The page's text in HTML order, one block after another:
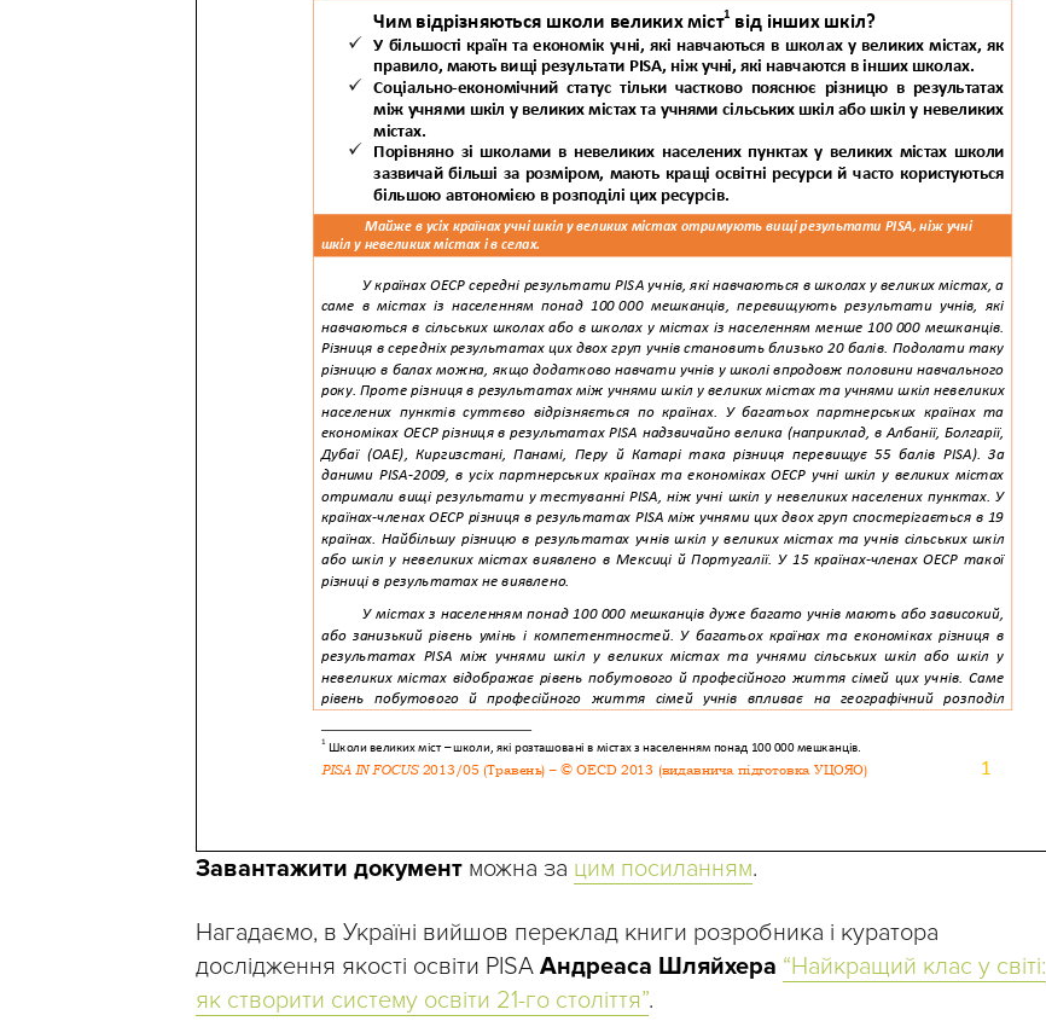
Завантажити документ можна за цим посиланням.
Нагадаємо, в Україні вийшов переклад книги розробника і куратора
дослідження якості освіти PISA Андреаса Шляйхера “Найкращий клас у світі:
як створити систему освіти 21-го століття”.